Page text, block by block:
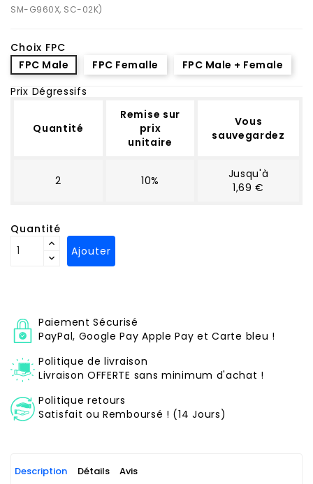
SM-G960X, SC-02K)
Choix FPC
FPC Male
FPC Femalle
FPC Male + Female
Prix Dégressifs
Quantité
Remise sur
prix
unitaire
Vous
sauvegardez
2 10%
Jusqu'à
1,69 €
Quantité
Ajouter
Paiement Sécurisé
PayPal, Google Pay Apple Pay et Carte bleu !
Politique de livraison
Livraison OFFERTE sans minimum d'achat !
Politique retours
Satisfait ou Remboursé ! (14 Jours)
Description Détails Avis